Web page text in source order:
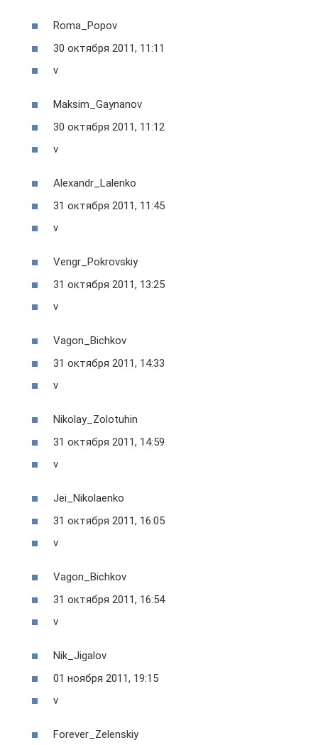
Roma_Popov
30 октября 2011, 11:11
v
Maksim_Gaynanov
30 октября 2011, 11:12
v
Alexandr_Lalenko
31 октября 2011, 11:45
v
Vengr_Pokrovskiy
31 октября 2011, 13:25
v
Vagon_Bichkov
31 октября 2011, 14:33
v
Nikolay_Zolotuhin
31 октября 2011, 14:59
v
Jei_Nikolaenko
31 октября 2011, 16:05
v
Vagon_Bichkov
31 октября 2011, 16:54
v
Nik_Jigalov
01 ноября 2011, 19:15
v
Forever_Zelenskiy